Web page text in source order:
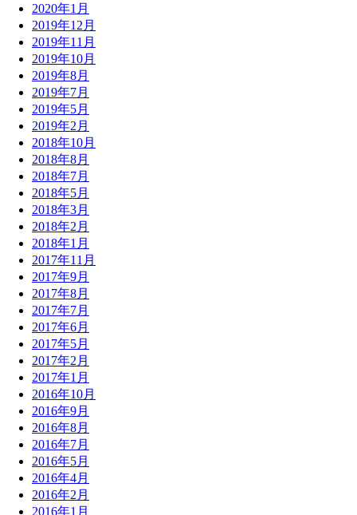
2020年1月
2019年12月
2019年11月
2019年10月
2019年8月
2019年7月
2019年5月
2019年2月
2018年10月
2018年8月
2018年7月
2018年5月
2018年3月
2018年2月
2018年1月
2017年11月
2017年9月
2017年8月
2017年7月
2017年6月
2017年5月
2017年2月
2017年1月
2016年10月
2016年9月
2016年8月
2016年7月
2016年5月
2016年4月
2016年2月
2016年1月